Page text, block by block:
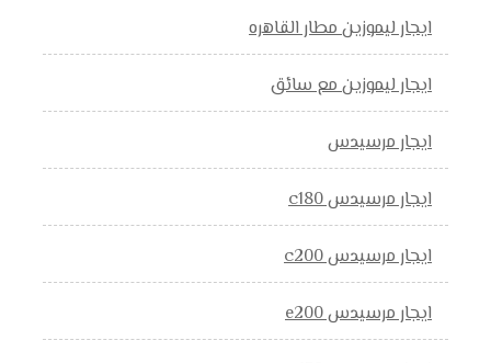
ايجار ليموزين مطار القاهره
ايجار ليموزين مع سائق
ايجار مرسيدس
ايجار مرسيدس c180
ايجار مرسيدس c200
ايجار مرسيدس e200